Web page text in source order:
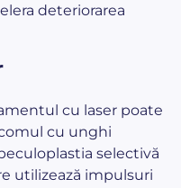
deteriorarea
cu laser poate
cu unghi
selectivă
utilizează impulsuri